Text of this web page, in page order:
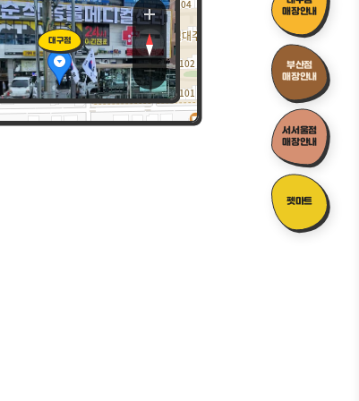
서
대구점
매장안내
부산점
매장안내
서서울점
매장안내
펫마트